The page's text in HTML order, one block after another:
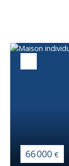
66 000 €